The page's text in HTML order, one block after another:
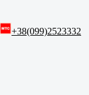
+38(099)2523332